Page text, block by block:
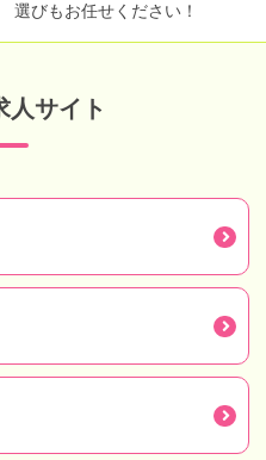
選びもお任せください！
人サイト